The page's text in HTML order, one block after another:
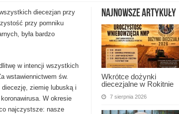
Najnowsze artykuły
Wkrótce dożynki
diecezjalne w Rokitnie
7 sierpnia 2026
diecezjan przy
przy pomniku
była bardzo
w intencji wszystkich
wstawiennictwem św.
ziemię lubuską i
W okresie
najczystsze: nasze